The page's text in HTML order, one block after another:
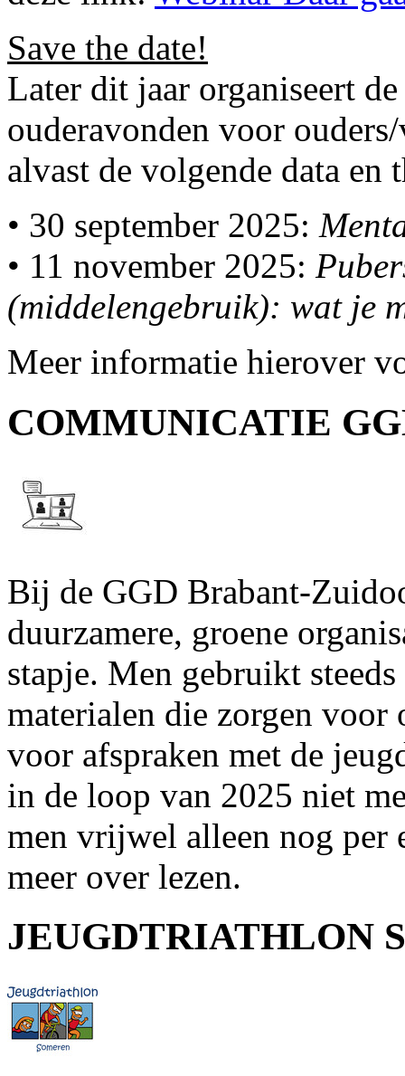
Save the date!
Later dit jaar organiseert
ouderavonden voor
alvast de volgende data en
• 30 september 2025:
• 11 november 2025:
(middelengebruik): wat je
Meer informatie hierover
COMMUNICATIE
Bij de GGD Brabant-
duurzamere, groene
stapje. Men gebruikt
materialen die zorgen
voor afspraken met de
in de loop van 2025 niet
men vrijwel alleen nog
meer over lezen.
JEUGDTRIATHLON